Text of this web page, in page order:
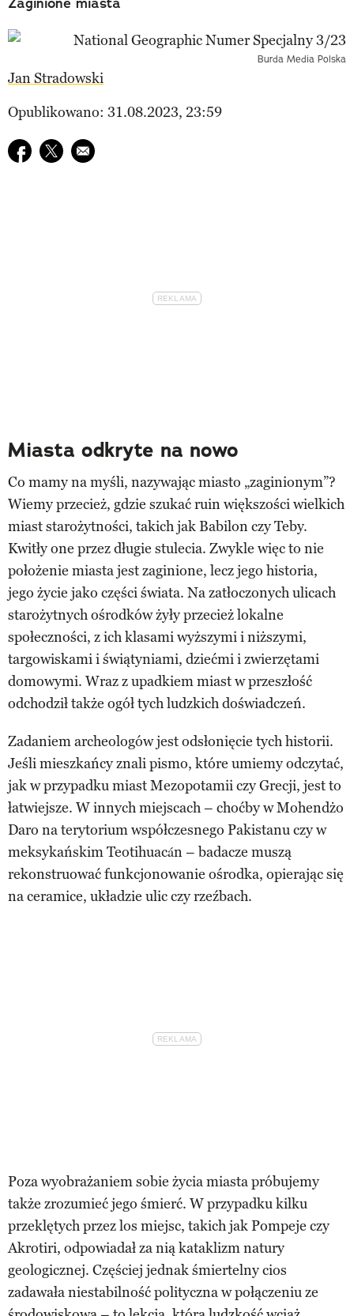
Burda Media Polska
Jan Stradowski
Opublikowano: 31.08.2023, 23:59
Udostępnij na facebook
Udostępnij na twitter
E-mail do przyjaciela
Miasta odkryte na nowo
Co mamy na myśli, nazywając miasto „zaginionym”?
Wiemy przecież, gdzie szukać ruin większości wielkich
miast starożytności, takich jak Babilon czy Teby.
Kwitły one przez długie stulecia. Zwykle więc to nie
położenie miasta jest zaginione, lecz jego historia,
jego życie jako części świata. Na zatłoczonych ulicach
starożytnych ośrodków żyły przecież lokalne
społeczności, z ich klasami wyższymi i niższymi,
targowiskami i świątyniami, dziećmi i zwierzętami
domowymi. Wraz z upadkiem miast w przeszłość
odchodził także ogół tych ludzkich doświadczeń.
Zadaniem archeologów jest odsłonięcie tych historii.
Jeśli mieszkańcy znali pismo, które umiemy odczytać,
jak w przypadku miast Mezopotamii czy Grecji, jest to
łatwiejsze. W innych miejscach – choćby w Mohendżo
Daro na terytorium współczesnego Pakistanu czy w
meksykańskim Teotihuacán – badacze muszą
rekonstruować funkcjonowanie ośrodka, opierając się
na ceramice, układzie ulic czy rzeźbach.
Poza wyobrażaniem sobie życia miasta próbujemy
także zrozumieć jego śmierć. W przypadku kilku
przeklętych przez los miejsc, takich jak Pompeje czy
Akrotiri, odpowiadał za nią kataklizm natury
geologicznej. Częściej jednak śmiertelny cios
zadawała niestabilność polityczna w połączeniu ze